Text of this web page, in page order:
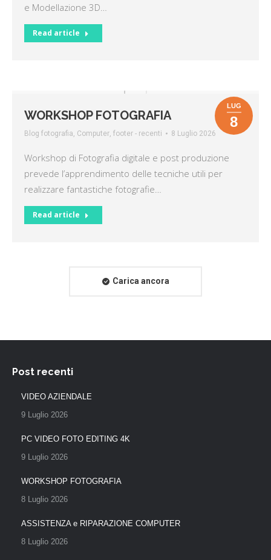
e Modellazione 3D…
Read article
LUG
8
WORKSHOP FOTOGRAFIA
Blog fotografia, Computer, footer - recenti 8 Luglio 2026
Workshop di Fotografia digitale e post produzione
prevede l’apprendimento delle tecniche utili per
realizzare fantastiche fotografie…
Read article
Carica ancora
Post recenti
VIDEO AZIENDALE
9 Luglio 2026
PC VIDEO FOTO EDITING 4K
9 Luglio 2026
WORKSHOP FOTOGRAFIA
8 Luglio 2026
ASSISTENZA e RIPARAZIONE COMPUTER
8 Luglio 2026